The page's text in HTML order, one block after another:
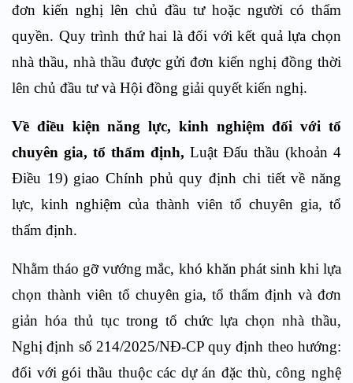
đơn kiến nghị lên chủ đầu tư hoặc người có thẩm
quyền. Quy trình thứ hai là đối với kết quả lựa chọn
nhà thầu, nhà thầu được gửi đơn kiến nghị đồng thời
lên chủ đầu tư và Hội đồng giải quyết kiến nghị.
Về điều kiện năng lực, kinh nghiệm đối với tổ
chuyên gia, tổ thẩm định, Luật Đấu thầu (khoản 4
Điều 19) giao Chính phủ quy định chi tiết về năng
lực, kinh nghiệm của thành viên tổ chuyên gia, tổ
thẩm định.
Nhằm tháo gỡ vướng mắc, khó khăn phát sinh khi lựa
chọn thành viên tổ chuyên gia, tổ thẩm định và đơn
giản hóa thủ tục trong tổ chức lựa chọn nhà thầu,
Nghị định số 214/2025/NĐ-CP quy định theo hướng:
đối với gói thầu thuộc các dự án đặc thù, công nghệ